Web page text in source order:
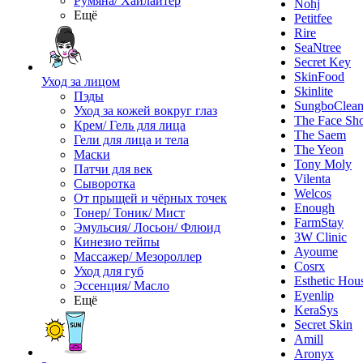
Ещё
Уход за лицом
Пэды
Уход за кожей вокруг глаз
Крем/ Гель для лица
Гели для лица и тела
Маски
Патчи для век
Сыворотка
От прыщей и чёрных точек
Тонер/ Тоник/ Мист
Эмульсия/ Лосьон/ Флюид
Кинезио тейпы
Массажер/ Мезороллер
Уход для губ
Эссенция/ Масло
Ещё
Nohj
Petitfee
Rire
SeaNtree
Secret Key
SkinFood
Skinlite
The Face
The Saem
The Yeon
Tony Moly
Vilenta
Welcos
Enough
FarmStay
3W Clinic
Ayoume
Cosrx
Esthetic
Eyenlip
KeraSys
Secret Skin
Amill
Aronyx